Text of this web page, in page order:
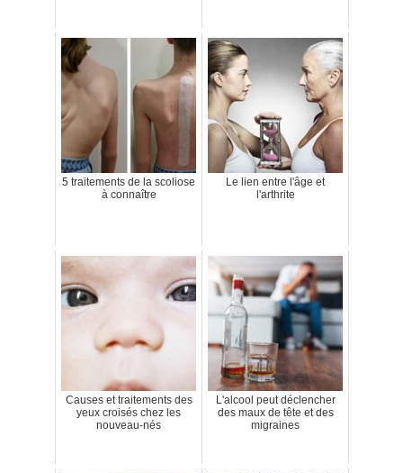
5 traitements de la scoliose
à connaître
Le lien entre l'âge et
l'arthrite
Causes et traitements des
yeux croisés chez les
nouveau-nés
L'alcool peut déclencher
des maux de tête et des
migraines